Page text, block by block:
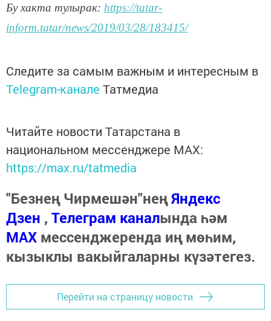
Бу хакта тулырак: https://tatar-
inform.tatar/news/2019/03/28/183415/
Следите за самым важным и интересным в
Telegram-канале Татмедиа
Читайте новости Татарстана в
национальном мессенджере MАХ:
https://max.ru/tatmedia
"Безнең Чирмешән"неңЯндекс
Дзен , Телеграм каналында һәм
МАХ мессенджеренда иң мөһим,
кызыклы вакыйгаларны күзәтегез.
Перейти на страницу новости